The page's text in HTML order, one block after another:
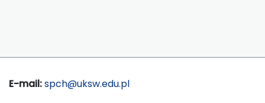
E-mail:spch@uksw.edu.pl